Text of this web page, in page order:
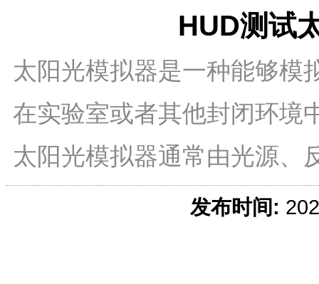
HUD测试
太阳光模拟器是一种能够模
在实验室或者其他封闭环境
太阳光模拟器通常由光源、
发布时间: